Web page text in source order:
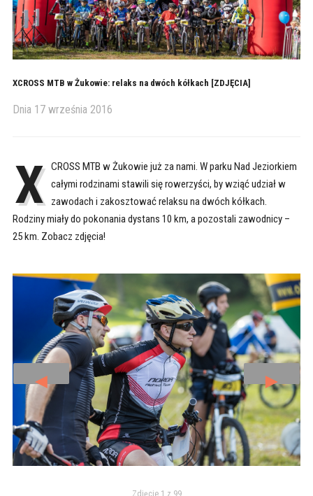
XCROSS MTB w Żukowie: relaks na dwóch kółkach [ZDJĘCIA]
Dnia 17 września 2016
X CROSS MTB w Żukowie już za nami. W parku Nad Jeziorkiem
całymi rodzinami stawili się rowerzyści, by wziąć udział w
zawodach i zakosztować relaksu na dwóch kółkach.
Rodziny miały do pokonania dystans 10 km, a pozostali zawodnicy –
25 km. Zobacz zdjęcia!
◄ ►
Zdjęcie 1 z 99